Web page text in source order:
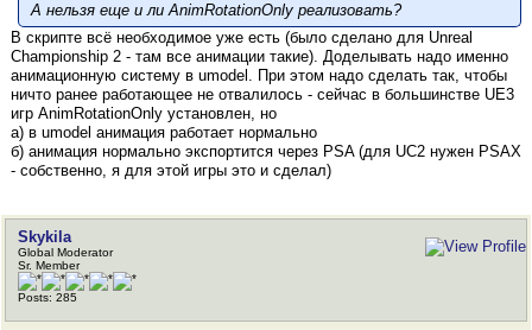
А нельзя еще и ли AnimRotationOnly реализовать?
В скрипте всё необходимое уже есть (было сделано для Unreal
Championship 2 - там все анимации такие). Доделывать надо именно
анимационную систему в umodel. При этом надо сделать так, чтобы
ничто ранее работающее не отвалилось - сейчас в большинстве UE3
игр AnimRotationOnly установлен, но
а) в umodel анимация работает нормально
б) анимация нормально экспортится через PSA (для UC2 нужен PSAX
- собственно, я для этой игры это и сделал)
Skykila
Global Moderator
Sr. Member
Posts: 285